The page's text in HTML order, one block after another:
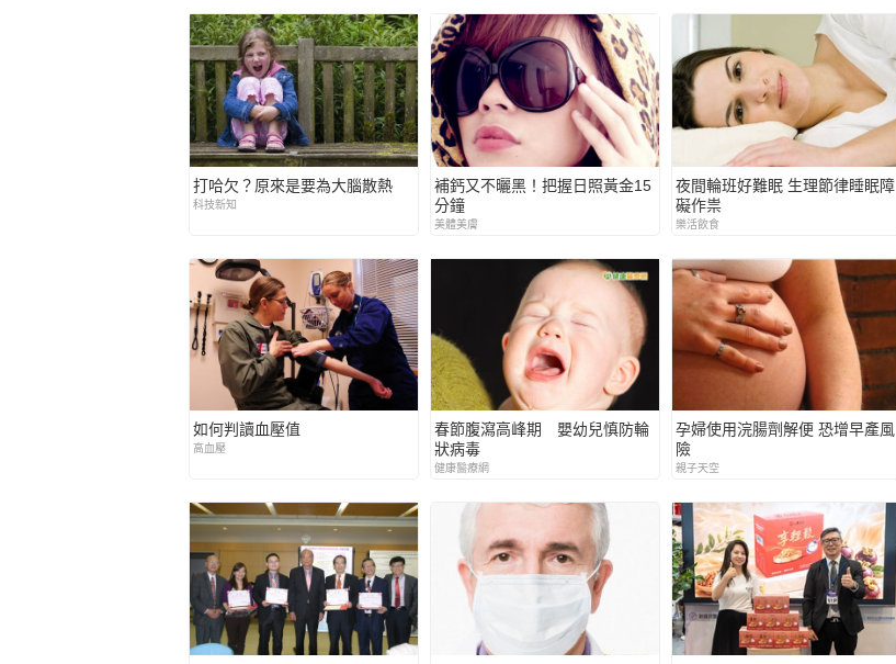
打哈欠？原來是要為大腦散熱
科技新知
補鈣又不曬黑！把握日照黃金15
分鐘
美體美膚
夜間輪班好難眠 生理節律睡眠障
礙作祟
樂活飲食
如何判讀血壓值
高血壓
春節腹瀉高峰期 嬰幼兒慎防輪
狀病毒
健康醫療網
孕婦使用浣腸劑解便 恐增早產風
險
親子天空